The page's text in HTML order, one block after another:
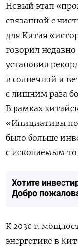
Новый этап
связанной с
для Китая
говорил
установил
в солнечной и
с лишним раза
В рамках
«Инициативы
было больше
с ископаемым
Хотите
Добро
К 2030 г.
энергетике в